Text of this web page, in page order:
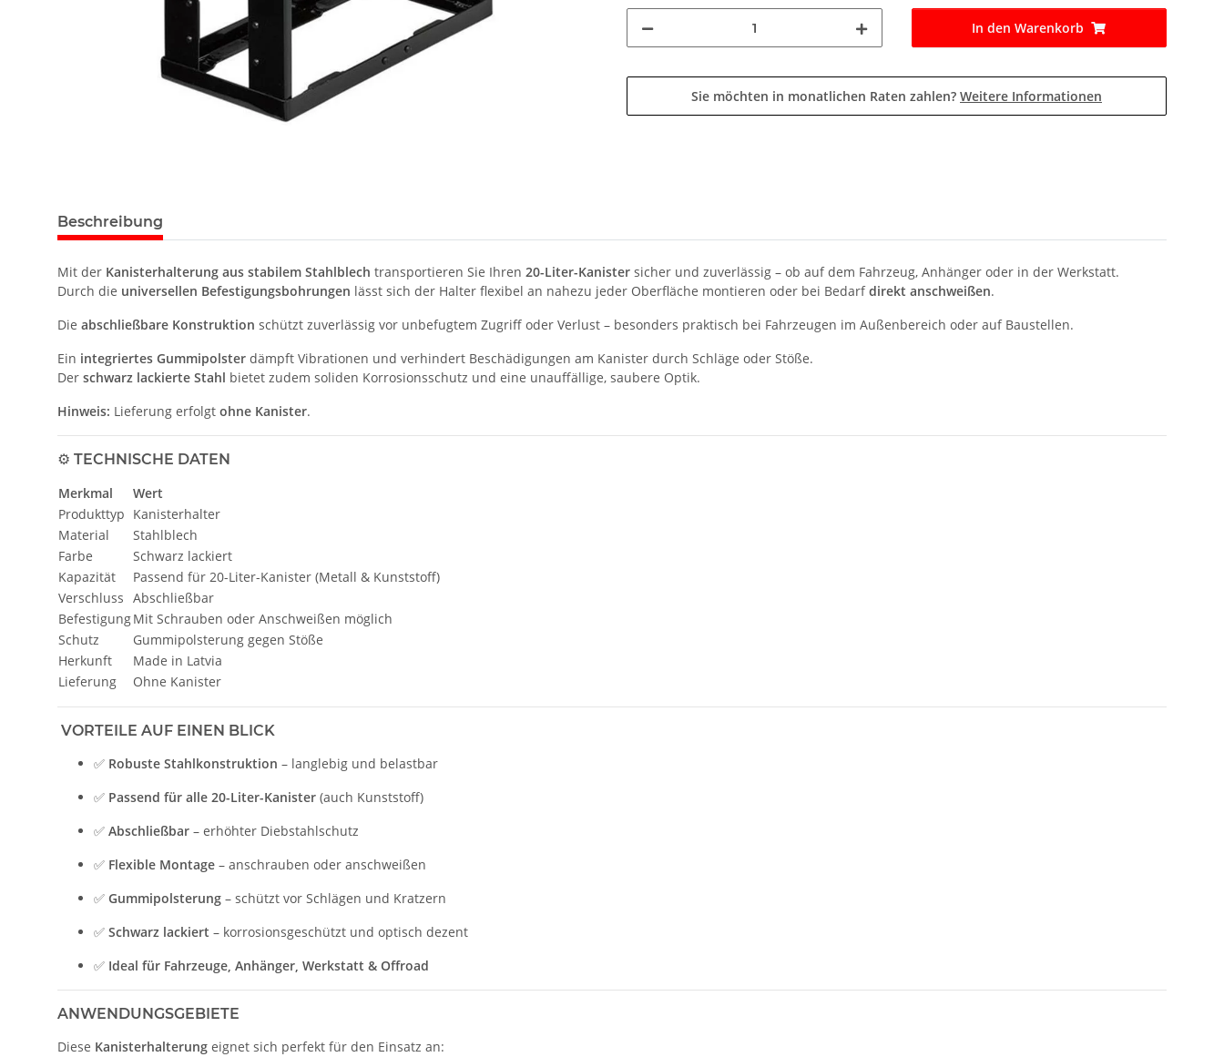
In den Warenkorb
Sie möchten in monatlichen Raten zahlen? Weitere Informationen
Beschreibung
Mit der Kanisterhalterung aus stabilem Stahlblech transportieren Sie Ihren 20-Liter-Kanister sicher und zuverlässig – ob auf dem Fahrzeug, Anhänger oder in der Werkstatt.
Durch die universellen Befestigungsbohrungen lässt sich der Halter flexibel an nahezu jeder Oberfläche montieren oder bei Bedarfdirekt anschweißen.
Die abschließbare Konstruktion schützt zuverlässig vor unbefugtem Zugriff oder Verlust – besonders praktisch bei Fahrzeugen im Außenbereich oder auf Baustellen.
Ein integriertes Gummipolster dämpft Vibrationen und verhindert Beschädigungen am Kanister durch Schläge oder Stöße.
Der schwarz lackierte Stahl bietet zudem soliden Korrosionsschutz und eine unauffällige, saubere Optik.
Hinweis: Lieferung erfolgt ohne Kanister.
⚙️ TECHNISCHE DATEN
Merkmal
Wert
Produkttyp Kanisterhalter
Material
Stahlblech
Farbe
Schwarz lackiert
Kapazität
Passend für 20-Liter-Kanister (Metall & Kunststoff)
Verschluss Abschließbar
BefestigungMit Schrauben oder Anschweißen möglich
Schutz
Gummipolsterung gegen Stöße
Herkunft
Made in Latvia
Lieferung
Ohne Kanister
VORTEILE AUF EINEN BLICK
✅ Robuste Stahlkonstruktion – langlebig und belastbar
✅ Passend für alle 20-Liter-Kanister (auch Kunststoff)
✅ Abschließbar – erhöhter Diebstahlschutz
✅ Flexible Montage – anschrauben oder anschweißen
✅ Gummipolsterung – schützt vor Schlägen und Kratzern
✅ Schwarz lackiert – korrosionsgeschützt und optisch dezent
✅ Ideal für Fahrzeuge, Anhänger, Werkstatt & Offroad
ANWENDUNGSGEBIETE
Diese Kanisterhalterung eignet sich perfekt für den Einsatz an: